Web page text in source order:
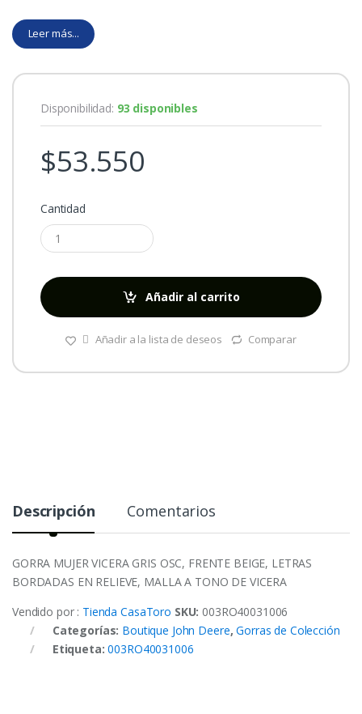
Leer más...
Disponibilidad: 93 disponibles
$53.550
Cantidad
Añadir al carrito
Añadir a la lista de deseos Comparar
Descripción Comentarios
GORRA MUJER VICERA GRIS OSC, FRENTE BEIGE, LETRAS
BORDADAS EN RELIEVE, MALLA A TONO DE VICERA
Vendido por : Tienda CasaToro SKU: 003RO40031006
Categorías: Boutique John Deere,Gorras de Colección
Etiqueta:003RO40031006